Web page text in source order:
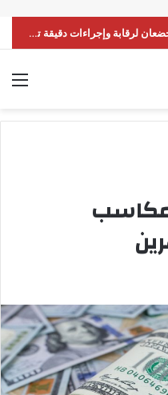
الداخلية العراقية: المنافذ والحدود تخضعان لرقابة وإجراءات دقيقة تحقق أعلى درجات الأمن
مكاسب